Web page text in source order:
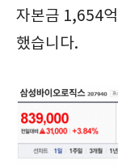
자본금 1,654
했습니다.